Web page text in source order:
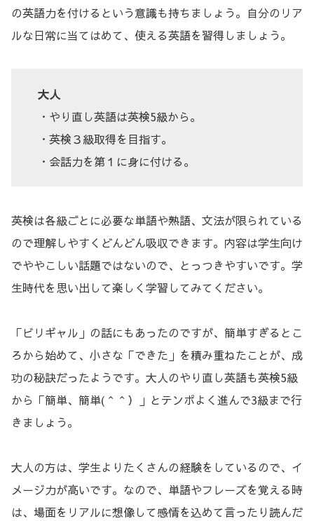
の英語力を付けるという意識も持ちましょう。自分のリア
ルな日常に当てはめて、使える英語を習得しましょう。
大人
・やり直し英語は英検5級から。
・英検３級取得を目指す。
・会話力を第１に身に付ける。
英検は各級ごとに必要な単語や熟語、文法が限られている
ので理解しやすくどんどん吸収できます。内容は学生向け
でややこしい話題ではないので、とっつきやすいです。学
生時代を思い出して楽しく学習してみてください。
「ビリギャル」の話にもあったのですが、簡単すぎるとこ
ろから始めて、小さな「できた」を積み重ねたことが、成
功の秘訣だったようです。大人のやり直し英語も英検5級
から「簡単、簡単(＾＾）」とテンポよく進んで3級まで行
きましょう。
大人の方は、学生よりたくさんの経験をしているので、イ
メージ力が高いです。なので、単語やフレーズを覚える時
は、場面をリアルに想像して感情を込めて言ったり読んだ